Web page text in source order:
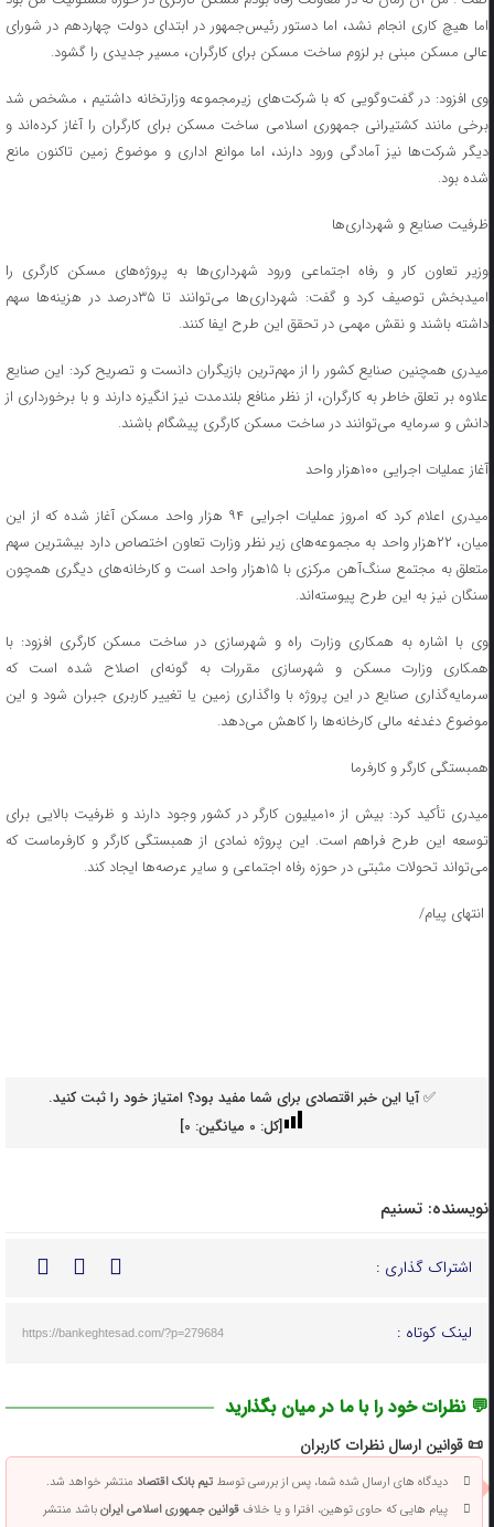
اما هیچ کاری انجام نشد، اما دستور رئیس‌جمهور در ابتدای دولت چهاردهم در شورای
عالی مسکن مبنی بر لزوم ساخت مسکن برای کارگران، مسیر جدیدی را گشود.
وی افزود: در گفت‌وگویی که با شرکت‌های زیرمجموعه وزارتخانه داشتیم ، مشخص شد
برخی مانند کشتیرانی جمهوری اسلامی ساخت مسکن برای کارگران را آغاز کرده‌اند و
دیگر شرکت‌ها نیز آمادگی ورود دارند، اما موانع اداری و موضوع زمین تاکنون مانع
شده بود.
ظرفیت صنایع و شهرداری‌ها
وزیر تعاون کار و رفاه اجتماعی ورود شهرداری‌ها به پروژه‌های مسکن کارگری را
امیدبخش توصیف کرد و گفت: شهرداری‌ها می‌توانند تا ۳۵درصد در هزینه‌ها سهم
داشته باشند و نقش مهمی در تحقق این طرح ایفا کنند.
میدری همچنین صنایع کشور را از مهم‌ترین بازیگران دانست و تصریح کرد: این صنایع
علاوه بر تعلق خاطر به کارگران، از نظر منافع بلندمدت نیز انگیزه دارند و با برخورداری از
دانش و سرمایه می‌توانند در ساخت مسکن کارگری پیشگام باشند.
آغاز عملیات اجرایی ۱۰۰هزار واحد
میدری اعلام کرد که امروز عملیات اجرایی ۹۴ هزار واحد مسکن آغاز شده که از این
میان، ۲۲هزار واحد به مجموعه‌های زیر نظر وزارت تعاون اختصاص دارد بیشترین سهم
متعلق به مجتمع سنگ‌آهن مرکزی با ۱۵هزار واحد است و کارخانه‌های دیگری همچون
سنگان نیز به این طرح پیوسته‌اند.
وی با اشاره به همکاری وزارت راه و شهرسازی در ساخت مسکن کارگری افزود: با
همکاری وزارت مسکن و شهرسازی مقررات به گونه‌ای اصلاح شده است که
سرمایه‌گذاری صنایع در این پروژه با واگذاری زمین یا تغییر کاربری جبران شود و این
موضوع دغدغه مالی کارخانه‌ها را کاهش می‌دهد.
همبستگی کارگر و کارفرما
میدری تأکید کرد: بیش از ۱۰میلیون کارگر در کشور وجود دارند و ظرفیت بالایی برای
توسعه این طرح فراهم است. این پروژه نمادی از همبستگی کارگر و کارفرماست که
می‌تواند تحولات مثبتی در حوزه رفاه اجتماعی و سایر عرصه‌ها ایجاد کند.
انتهای پیام/
✅ آیا این خبر اقتصادی برای شما مفید بود؟ امتیاز خود را ثبت کنید.
[کل: 0میانگین: 0
]
نویسنده: تسنیم
اشتراک گذاری :
لینک کوتاه : https://bankeghtesad.com/?p=279684
💬 نظرات خود را با ما در میان بگذارید
📜 قوانین ارسال نظرات کاربران
دیدگاه های ارسال شده شما، پس از بررسی توسطتیم بانک اقتصادمنتشر خواهد شد.
پیام هایی که حاوی توهین، افترا و یا خلافقوانین جمهوری اسلامی ایرانباشد منتشر